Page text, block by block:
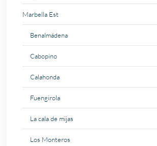
Marbella Est
Benalmádena
Cabopino
Calahonda
Fuengirola
La cala de mijas
Los Monteros